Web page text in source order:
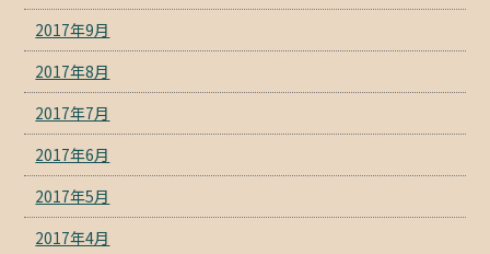
2017年9月
2017年8月
2017年7月
2017年6月
2017年5月
2017年4月